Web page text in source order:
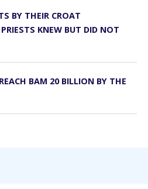
BY THEIR CROAT
KNEW BUT DID NOT
BAM 20 BILLION BY THE